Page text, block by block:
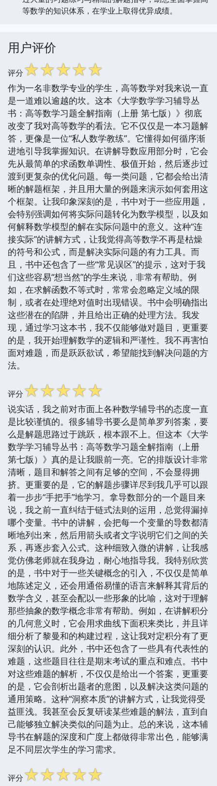
等数学的知识体系，在学业上取得优异成绩。
用户评价
评分☆☆☆☆☆
作为一名非数学专业的学生，高等数学对我来说一直
是一道难以逾越的坎。这本《大学数学学习辅导丛
书：高等数学习题全解指南（上册 第七版）》彻底
改变了我对高等数学的看法。它不仅仅是一本习题解
答，更像是一位“私人数学教练”。它懂得如何循序渐
进地引导我掌握知识。在讲解导数应用部分时，它会
先从最简单的求函数单调性、极值开始，然后逐步过
渡到更复杂的优化问题。每一类问题，它都会给出清
晰的解题框架，并且用大量的例题来演示如何套用这
个框架。让我印象深刻的是，书中对于一些应用题，
会特别强调如何将实际问题转化为数学模型，以及如
何解释数学模型的解在实际问题中的意义。这种“连
接实际”的讲解方式，让我觉得高等数学不再是枯燥
的符号和公式，而是解决实际问题的有力工具。而
且，书中还包含了一些“常见误区”的提示，这对于我
们这些容易“想当然”的学生来说，非常有帮助。例
如，在求解函数不等式时，常常会忽略定义域的限
制，或者在处理绝对值时出现错误。书中会明确指出
这些潜在的陷阱，并且给出正确的处理方法。我发
现，通过学习这本书，我不仅能够做对题目，更重要
的是，我开始理解数学的逻辑和严谨性。我不再害怕
面对难题，而是跃跃欲试，希望能找到解决问题的方
法。
评分☆☆☆☆☆
说实话，我之前对市面上各种数学辅导书的态度一直
是比较谨慎的。很多辅导书要么是简单罗列答案，要
么是解题思路过于跳跃，根本跟不上。但这本《大学
数学学习辅导丛书：高等数学习题全解指南（上册
第七版）》真的是让我眼前一亮。它的排版设计非常
清晰，题目和解答之间有足够的空间，不会显得拥
挤。更重要的是，它的解题步骤详尽到我几乎可以跟
着一步步“手把手”地学习。拿导数部分的一个题目来
说，我之前一直纠结于链式法则的运用，总觉得漏掉
哪个变量。书中的讲解，会把每一个变量的导数都清
晰地列出来，然后用箭头或者文字说明它们之间的关
系，再逐步套入公式。这种细致入微的讲解，让我感
觉仿佛老师就在我身边，耐心地指导我。我特别欣赏
的是，书中对于一些关键概念的引入，不仅仅是简单
地陈述定义，还会用通俗易懂的语言来解释其背后的
数学含义，甚至会配以一些形象的比喻，这对于理解
那些抽象的数学概念非常有帮助。例如，在讲解积分
的几何意义时，它会用求曲线下面积来类比，并且详
细分析了黎曼和的构建过程，这让我对定积分有了更
深刻的认识。此外，书中还包含了一些具有代表性的
难题，这些题目往往是期末考试的重点和难点。书中
对这些难题的解析，不仅仅是给出一个答案，更重要
的是，它会剖析出题者的意图，以及解决这类问题的
通用策略。这种“洞察本质”的讲解方式，让我觉得受
益匪浅。我甚至会反复研读某些难题的解法，直到自
己能够独立解决类似的问题为止。总的来说，这本辅
导书在解题的深度和广度上都做得非常出色，能够满
足不同层次学生的学习需求。
评分☆☆☆☆☆